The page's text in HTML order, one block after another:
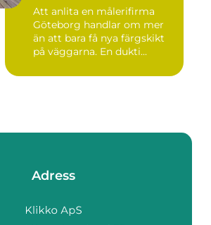
Att anlita en målerifirma
Göteborg handlar om mer
än att bara få nya färgskikt
på väggarna. En dukti...
Adress